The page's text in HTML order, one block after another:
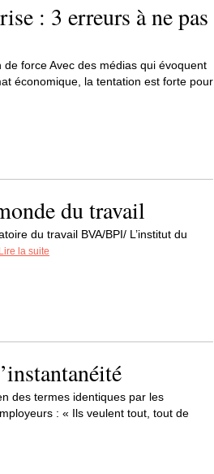
: 3 erreurs à ne pas
force Avec des médias qui évoquent
économique, la tentation est forte pour
du travail
du travail BVA/BPI/ L’institut du
Lire la suite
des termes identiques par les
: « Ils veulent tout, tout de